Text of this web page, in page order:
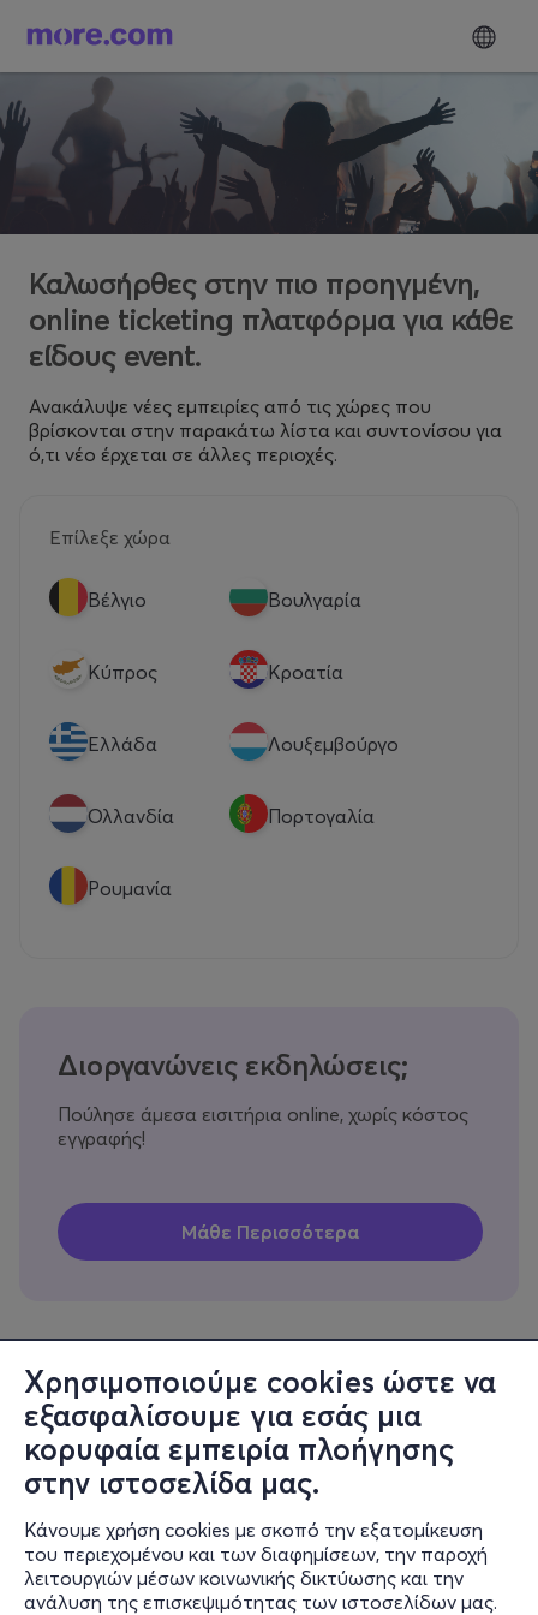
Χρησιμοποιούμε cookies ώστε να
εξασφαλίσουμε για εσάς μια
κορυφαία εμπειρία πλοήγησης
στην ιστοσελίδα μας.
Κάνουμε χρήση cookies με σκοπό την εξατομίκευση
του περιεχομένου και των διαφημίσεων, την παροχή
λειτουργιών μέσων κοινωνικής δικτύωσης και την
ανάλυση της επισκεψιμότητας των ιστοσελίδων μας.
Καλωσήρθες στην πιο προηγμένη,
online ticketing πλατφόρμα για κάθε
είδους event.
Ανακάλυψε νέες εμπειρίες από τις χώρες που
βρίσκονται στην παρακάτω λίστα και συντονίσου για
ό,τι νέο έρχεται σε άλλες περιοχές.
Επίλεξε χώρα
Βέλγιο Βουλγαρία
Κύπρος Κροατία
Eλλάδα Λουξεμβούργο
Ολλανδία Πορτογαλία
Ρουμανία
Διοργανώνεις εκδηλώσεις;
Πούλησε άμεσα εισιτήρια online, χωρίς κόστος
εγγραφής!
Πληροφορίες
Υποστήριξη
Stay Connected